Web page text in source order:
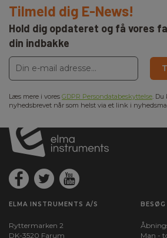
Tilmeld dig E-News!
Hold dig opdateret og få vores
din indbakke
Læs mere i vores GDPR Persondatabeskyttelse. Du
nyhedsbrevet når som helst via et link i
ELMA INSTRUMENTS A/S
Ryttermarken 2
DK-3520 Farum
BESØG
Man -